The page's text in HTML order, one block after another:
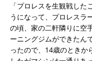
「プロレスを生観戦し
うになって、プロレスラ
の頃、家の二軒隣りに空
ーニングジムができたん
ったので、14歳のときか